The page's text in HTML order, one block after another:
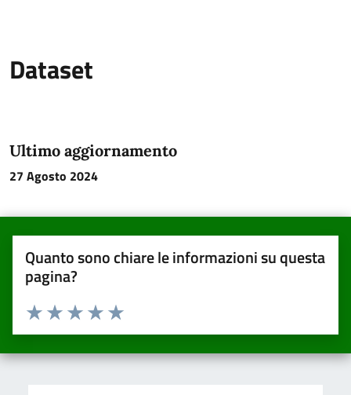
Dataset
Ultimo aggiornamento
27 Agosto 2024
Quanto sono chiare le informazioni su questa
pagina?
Valuta da 1 a 5 stelle la pagina
Valuta 5 stelle su 5
Valuta 4 stelle su 5
Valuta 3 stelle su 5
Valuta 2 stelle su 5
Valuta una stella su 5